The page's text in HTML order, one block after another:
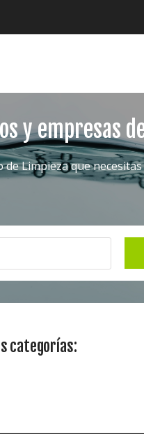
y empresas
Limpieza que necesitas
categorías: